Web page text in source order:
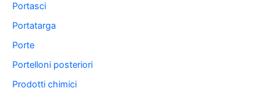
Portasci
Portatarga
Porte
Portelloni posteriori
Prodotti chimici